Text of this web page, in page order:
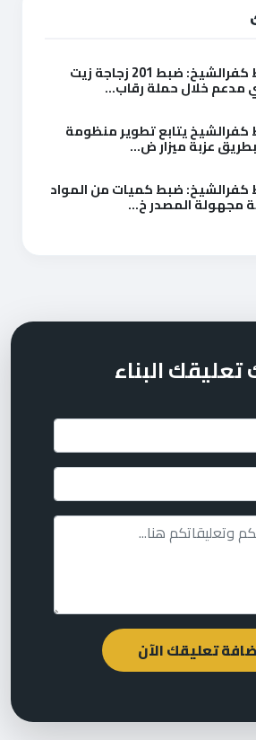
محافظ كفرالشيخ: ضبط 201 زجاجة زيت
مدعم خلال حملة رقاب...
يتابع تطوير منظومة
بطريق عزبة ميزار ض...
ضبط كميات من المواد
مجهولة المصدر خ...
تعليقك البناء
تعليقك الآن